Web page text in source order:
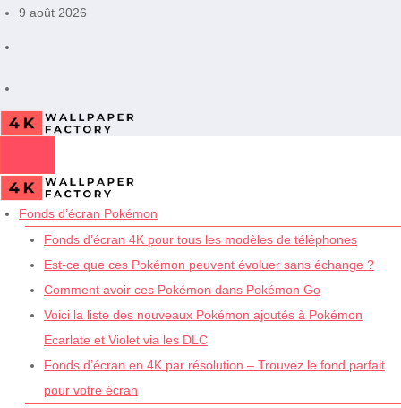
Aller9 août 2026
Fonds d’écran Pokémon
Fonds d’écran 4K pour tous les modèles de téléphones
Est-ce que ces Pokémon peuvent évoluer sans échange ?
Comment avoir ces Pokémon dans Pokémon Go
Voici la liste des nouveaux Pokémon ajoutés à Pokémon
Ecarlate et Violet via les DLC
Fonds d’écran en 4K par résolution – Trouvez le fond parfait
pour votre écran